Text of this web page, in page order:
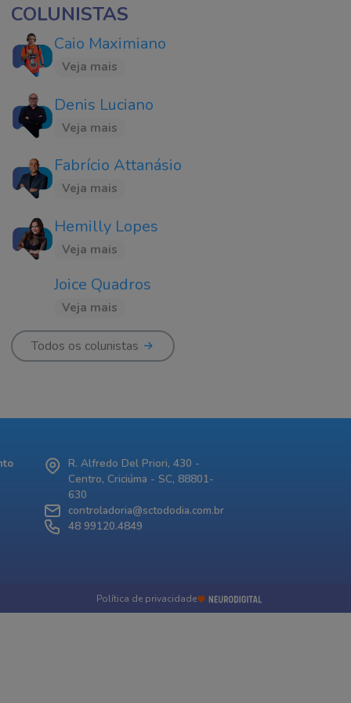
COLUNISTAS
Caio Maximiano
Veja mais
Denis Luciano
Veja mais
Fabrício Attanásio
Veja mais
Hemilly Lopes
Veja mais
Joice Quadros
Veja mais
Todos os colunistas
R. Alfredo Del Priori, 430 -
Centro, Criciúma - SC, 88801-
630
controladoria@sctododia.com.br
48 99120.4849
Política de privacidade